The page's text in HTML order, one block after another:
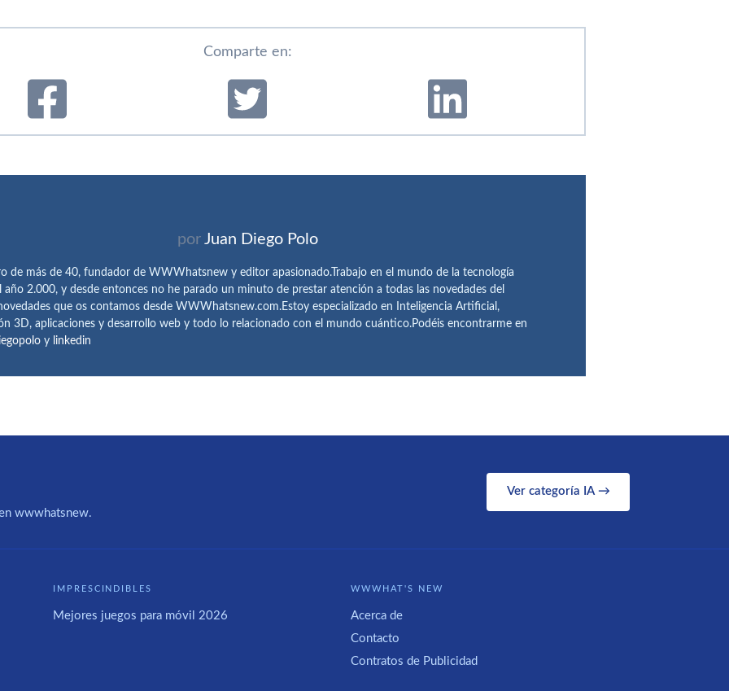
Comparte en:
por Juan Diego Polo
de más de 40, fundador de WWWhatsnew y editor apasionado.Trabajo en el mundo de la tecnología
año 2.000, y desde entonces no he parado un minuto de prestar atención a todas las novedades del
que os contamos desde WWWhatsnew.com.Estoy especializado en Inteligencia Artificial,
3D, aplicaciones y desarrollo web y todo lo relacionado con el mundo cuántico.Podéis encontrarme en
y linkedin
wwwhatsnew.
Ver categoría IA →
IMPRESCINDIBLES
Mejores juegos para móvil 2026
WWWHAT'S NEW
Acerca de
Contacto
Contratos de Publicidad